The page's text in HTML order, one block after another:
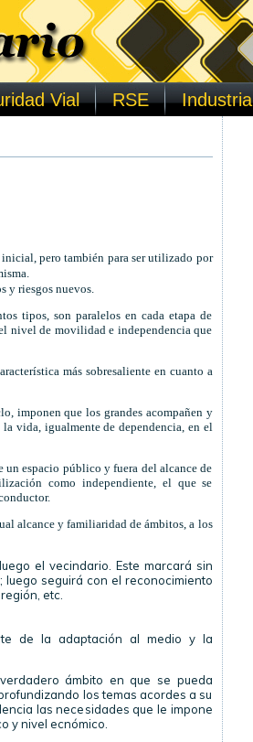
Vial RSE Industria
pero también para ser utilizado por
y riesgos nuevos.
tipos, son paralelos en cada etapa de
nivel de movilidad e independencia que
más sobresaliente en cuanto a
imponen que los grandes acompañen y
vida, igualmente de dependencia, en el
espacio público y fuera del alcance de
como independiente, el que se
alcance y familiaridad de ámbitos, a los
el vecindario. Este marcará sin
luego seguirá con el reconocimiento
etc.
de la adaptación al medio y la
ámbito en que se pueda
los temas acordes a su
las necesidades que le impone
y nivel ecnómico.